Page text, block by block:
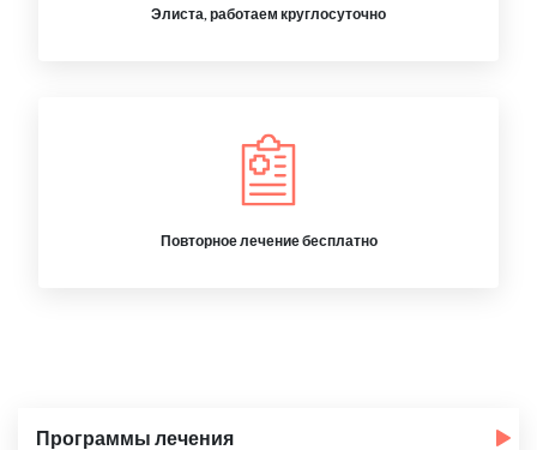
Элиста, работаем круглосуточно
Повторное лечение бесплатно
Программы лечения